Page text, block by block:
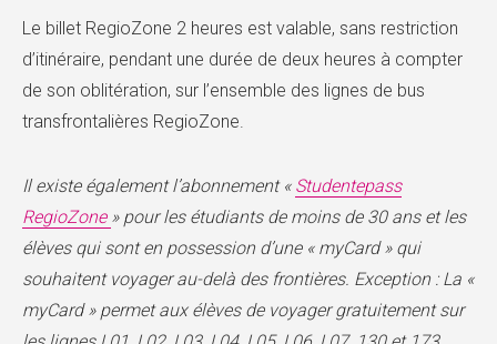
Le billet RegioZone 2 heures est valable, sans restriction
d’itinéraire, pendant une durée de deux heures à compter
de son oblitération, sur l’ensemble des lignes de bus
transfrontalières RegioZone.
Il existe également l’abonnement « Studentepass
RegioZone » pour les étudiants de moins de 30 ans et les
élèves qui sont en possession d’une « myCard » qui
souhaitent voyager au-delà des frontières. Exception : La «
myCard » permet aux élèves de voyager gratuitement sur